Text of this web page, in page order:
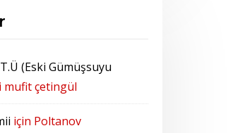
(Eski Gümüşsuyu
mufit çetingül
için Poltanov